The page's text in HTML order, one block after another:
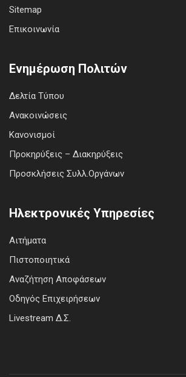
Sitemap
Επικοινωνία
Ενημέρωση Πολιτών
Δελτία Τύπου
Ανακοινώσεις
Κανονισμοί
Προκηρύξεις – Διακηρύξεις
Προσκλήσεις Συλλ.Οργάνων
Ηλεκτρονικές Υπηρεσίες
Αιτήματα
Πιστοποιητικά
Αναζήτηση Αποφάσεων
Οδηγός Επιχειρήσεων
Livestream Δ.Σ.